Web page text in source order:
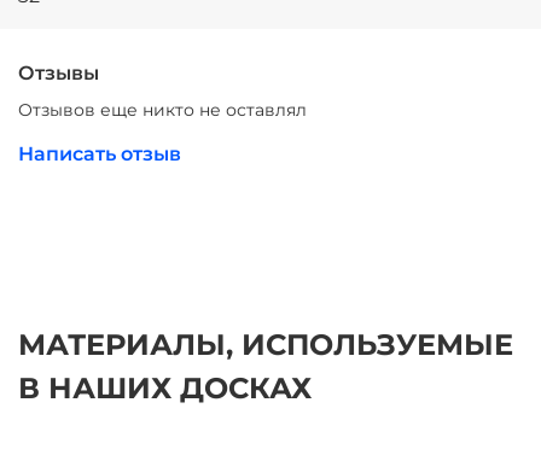
Отзывы
Отзывов еще никто не оставлял
Написать отзыв
МАТЕРИАЛЫ, ИСПОЛЬЗУЕМЫЕ
В НАШИХ ДОСКАХ